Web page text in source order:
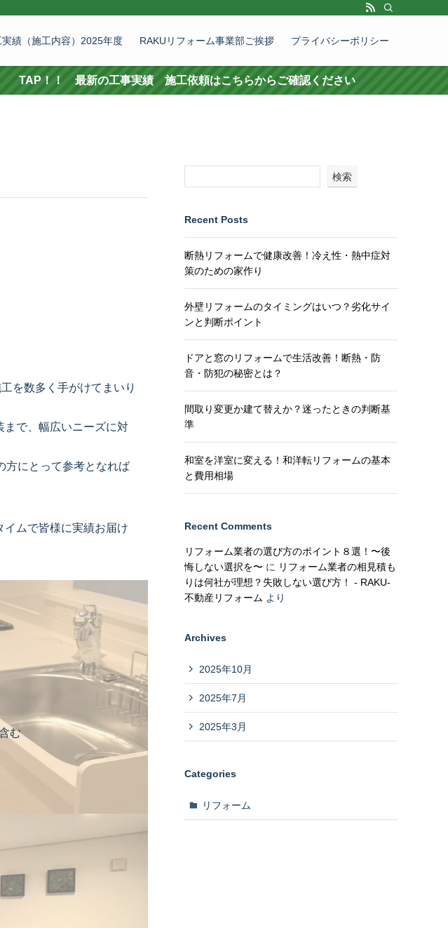
実績（施工内容）2025年度 RAKUリフォーム事業部ご挨拶 プライバシーポリシー
施工依頼はこちらからご確認ください
を数多く手がけてまいり
まで、幅広いニーズに対
方にとって参考となれば
ムで皆様に実績お届け
む
検索
Recent Posts
断熱リフォームで健康改善！冷え性・熱中症対
策のための家作り
外壁リフォームのタイミングはいつ？劣化サイ
ンと判断ポイント
ドアと窓のリフォームで生活改善！断熱・防
音・防犯の秘密とは？
間取り変更か建て替えか？迷ったときの判断基
準
和室を洋室に変える！和洋転リフォームの基本
と費用相場
Recent Comments
リフォーム業者の選び方のポイント８選！〜後
悔しない選択を〜 に リフォーム業者の相見積も
りは何社が理想？失敗しない選び方！ - RAKU-
不動産リフォーム より
Archives
2025年10月
2025年7月
2025年3月
Categories
リフォーム